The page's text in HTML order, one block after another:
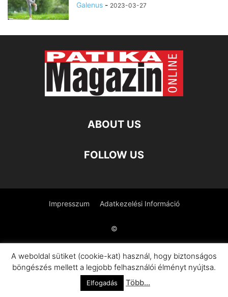
Galenus - 2023-03-27
ABOUT US
FOLLOW US
Impresszum Adatkezelési Információ
©
A weboldal sütiket (cookie-kat) használ, hogy biztonságos
böngészés mellett a legjobb felhasználói élményt nyújtsa.
Elfogadás Több...